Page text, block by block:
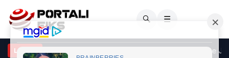
🔍 ☰
LAJME
tha në Serbi se nuk e njeh Kosovën, reagon Ministria e